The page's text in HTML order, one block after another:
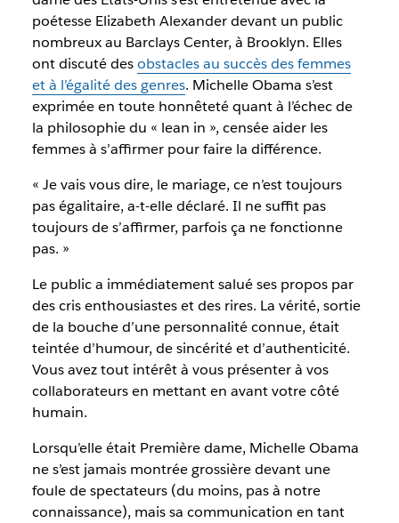
poétesse Elizabeth Alexander devant un public
nombreux au Barclays Center, à Brooklyn. Elles
ont discuté desobstacles au succès des femmes
et à l’égalité des genres. Michelle Obama s’est
exprimée en toute honnêteté quant à l’échec de
la philosophie du « lean in », censée aider les
femmes à s’affirmer pour faire la différence.
« Je vais vous dire, le mariage, ce n’est toujours
pas égalitaire, a-t-elle déclaré. Il ne suffit pas
toujours de s’affirmer, parfois ça ne fonctionne
pas. »
Le public a immédiatement salué ses propos par
des cris enthousiastes et des rires. La vérité, sortie
de la bouche d’une personnalité connue, était
teintée d’humour, de sincérité et d’authenticité.
Vous avez tout intérêt à vous présenter à vos
collaborateurs en mettant en avant votre côté
humain.
Lorsqu’elle était Première dame, Michelle Obama
ne s’est jamais montrée grossière devant une
foule de spectateurs (du moins, pas à notre
connaissance), mais sa communication en tant